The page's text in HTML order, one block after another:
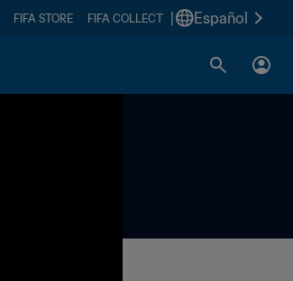
FIFA STORE FIFA COLLECT Español